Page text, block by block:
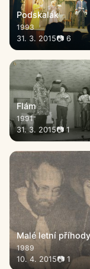
Podskalák
1993
31. 3. 2015📷 6
Flám
1991
31. 3. 2015📷 1
Malé letní příhody
1989
10. 4. 2015📷 1